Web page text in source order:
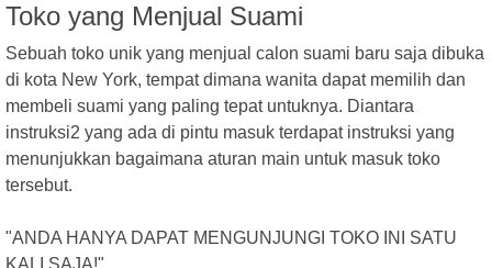
Toko yang Menjual Suami
Sebuah toko unik yang menjual calon suami baru saja dibuka
di kota New York, tempat dimana wanita dapat memilih dan
membeli suami yang paling tepat untuknya. Diantara
instruksi2 yang ada di pintu masuk terdapat instruksi yang
menunjukkan bagaimana aturan main untuk masuk toko
tersebut.
"ANDA HANYA DAPAT MENGUNJUNGI TOKO INI SATU
KALI SAJA!"